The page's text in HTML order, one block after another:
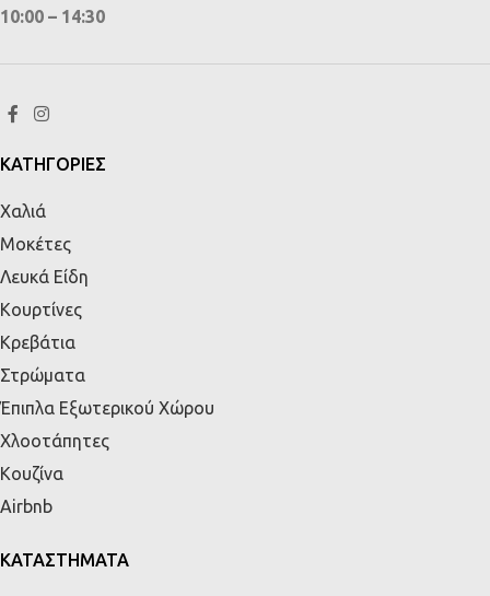
10:00 – 14:30
ΚΑΤΗΓΟΡΙΕΣ
Χαλιά
Μοκέτες
Λευκά Είδη
Κουρτίνες
Κρεβάτια
Στρώματα
Έπιπλα Εξωτερικού Χώρου
Χλοοτάπητες
Κουζίνα
Airbnb
ΚΑΤΑΣΤΗΜΑΤΑ